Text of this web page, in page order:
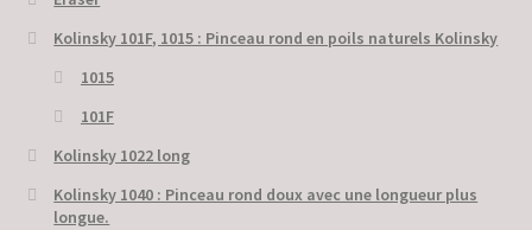
Kolinsky 101F, 1015 : Pinceau rond en poils naturels Kolinsky
1015
101F
Kolinsky 1022 long
Kolinsky 1040 : Pinceau rond doux avec une longueur plus
longue.